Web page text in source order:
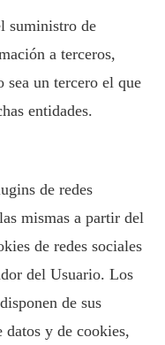
suministro de
a terceros,
un tercero el que
entidades.
de redes
mismas a partir del
de redes sociales
del Usuario. Los
de sus
y de cookies,